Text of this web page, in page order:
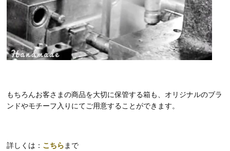
もちろんお客さまの商品を大切に保管する箱も、オリジナルのブラ
ンドやモチーフ入りにてご用意することができます。
詳しくは： こちらまで